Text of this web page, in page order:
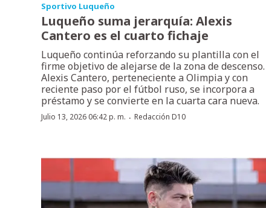
Sportivo Luqueño
Luqueño suma jerarquía: Alexis
Cantero es el cuarto fichaje
Luqueño continúa reforzando su plantilla con el
firme objetivo de alejarse de la zona de descenso.
Alexis Cantero, perteneciente a Olimpia y con
reciente paso por el fútbol ruso, se incorpora a
préstamo y se convierte en la cuarta cara nueva.
Julio 13, 2026 06:42 p. m. · Redacción D10